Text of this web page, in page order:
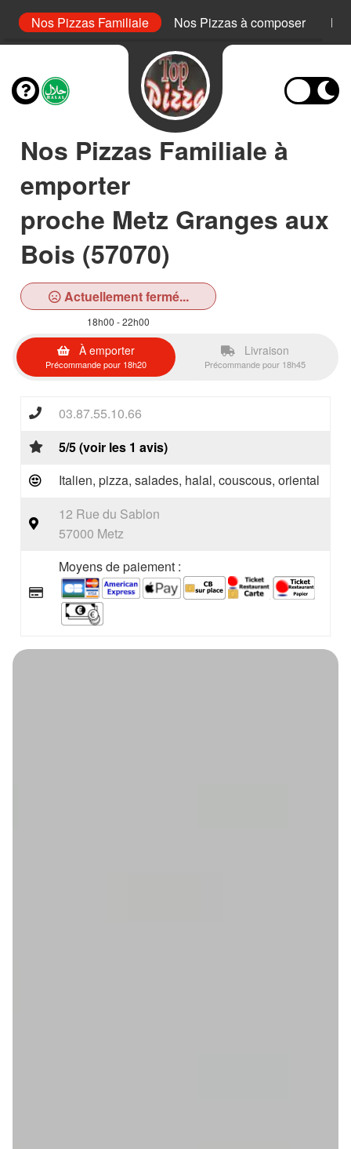
Nos Pizzas Familiale Nos Pizzas à composer
Nos Pizzas Familiale à
emporter
proche Metz Granges aux
Bois (57070)
Actuellement fermé...
18h00 - 22h00
À emporter
Précommande pour 18h20
Livraison
Précommande pour 18h45
03.87.55.10.66
5/5 (voir les 1 avis)
Italien, pizza, salades, halal, couscous, oriental
12 Rue du Sablon
57000 Metz
Moyens de paiement :